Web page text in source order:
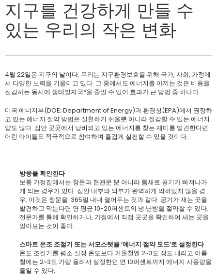
지구를 건강하게 만들 수
있는 우리의 작은 변화
4월 22일은 지구의 날이다. 우리는 지구환경보호를 위해 국가, 사회, 가정에
서 다양한 노력을 기울이고 있다. 그 중에서도 에너지를 아끼는 것은 비용을
절감하는 동시에 생태발자국*을 줄일 수 있어 효과가 큰 방법 중 하나다.
미국 에너지부(DOE; Department of Energy)과 환경청(EPA)에서 권장하
고 있는 에너지 절약 방법은 실천하기 쉬울뿐 아니라 절감할 수 있는 에너지
양도 많다. 집안 곳곳에서 낭비되고 있는 에너지를 찾는 재미를 발견한다면
어린 아이들도 적극적으로 참여하며 즐겁게 실천할 수 있을 것이다.
방풍을 확인한다
보통 가정집에서는 창문과 현관문 뿐 아니라 틈새로 공기가 빠져나가
게 되는 경우가 있다. 집안 내부와 외부가 완벽하게 막혀있지 않을 경
우, 이것은 창문을 365일 내내 열어두는 것과 같다. 공기가 새는 곳을
발견하고 막는다면 연 평균 10-20퍼센트의 냉·난방을 절약할 수 있다.
전문가를 통해 확인하거나, 가정에서 직접 곳곳을 확인하여 새는 곳을
알아보는 것이 좋다.
스마트 온조 조절기 또는 서모스탯을 ‘에너지 절약 모드’로 설정한다
온도 조절기를 평소 설정 온도보다 겨울철엔 2~3도 정도 내리고 여름
철에는 2~3도 가량 올려서 설정한면 연 10퍼센트까지 에너지 사용량을
줄일 수 있다.